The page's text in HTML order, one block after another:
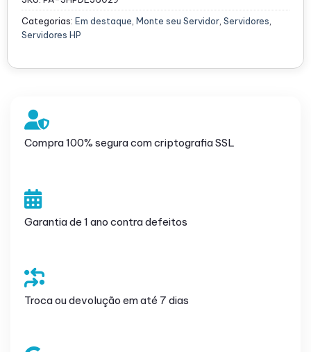
Categorias: Em destaque, Monte seu Servidor, Servidores,
Servidores HP
Compra 100% segura com criptografia SSL
Garantia de 1 ano contra defeitos
Troca ou devolução em até 7 dias